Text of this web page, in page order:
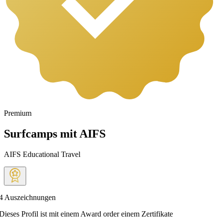
Premium
Surfcamps mit AIFS
AIFS Educational Travel
Auszeichnungen
Profil ist mit einem Award order einem Zertifikate